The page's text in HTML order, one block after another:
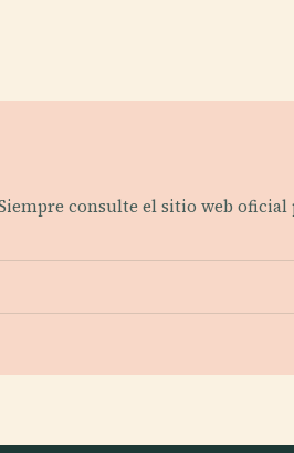
consulte el sitio web